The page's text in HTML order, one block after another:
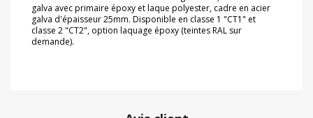
galva avec primaire époxy et laque polyester, cadre en acier
galva d'épaisseur 25mm. Disponible en classe 1 "CT1" et
classe 2 "CT2", option laquage époxy (teintes RAL sur
demande).